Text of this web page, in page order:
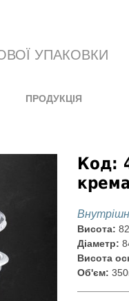
УПАКОВКИ
ПРОДУКЦІЯ
Код:
Висота:
Діаметр:
Висота
Об'єм: